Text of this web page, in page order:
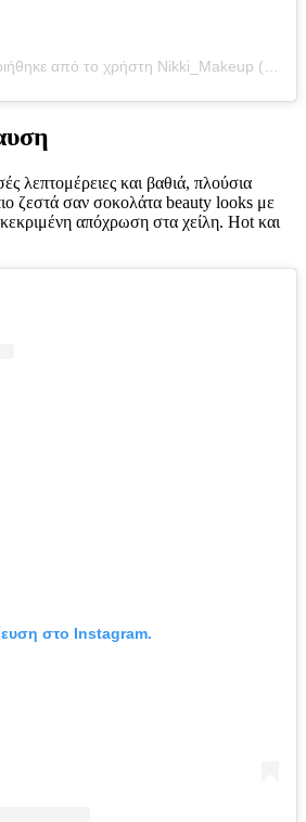
Η δημοσίευση κοινοποιήθηκε από το χρήστη Nikki_Makeup (@nikki_makeup)
λεπτομέρειες και βαθιά, πλούσια
ζεστά σαν σοκολάτα beauty looks με
απόχρωση στα χείλη. Hot και
στο Instagram.